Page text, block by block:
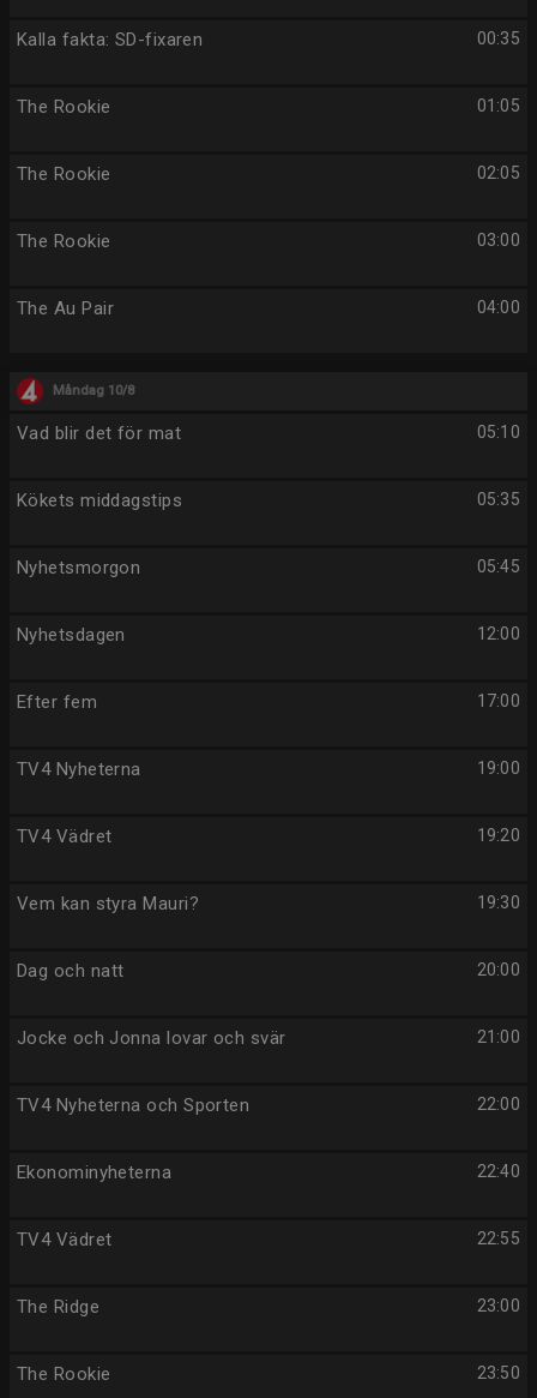
00:35
Kalla fakta: SD-fixaren
01:05
The Rookie
02:05
The Rookie
03:00
The Rookie
04:00
The Au Pair
Måndag 10/8
05:10
Vad blir det för mat
05:35
Kökets middagstips
05:45
Nyhetsmorgon
12:00
Nyhetsdagen
17:00
Efter fem
19:00
TV4 Nyheterna
19:20
TV4 Vädret
19:30
Vem kan styra Mauri?
20:00
Dag och natt
21:00
Jocke och Jonna lovar och svär
22:00
TV4 Nyheterna och Sporten
22:40
Ekonominyheterna
22:55
TV4 Vädret
23:00
The Ridge
23:50
The Rookie